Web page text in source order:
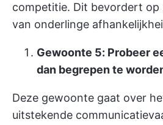
competitie. Dit bevordert op
van onderlinge
Gewoonte 5: Probeer
dan begrepen te
Deze gewoonte gaat over
uitstekende